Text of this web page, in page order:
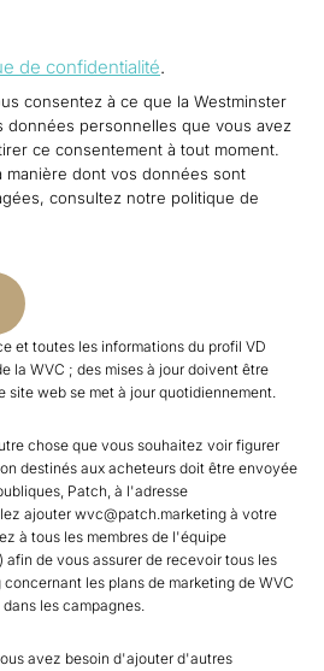
de confidentialité.
consentez à ce que la Westminster
données personnelles que vous avez
ce consentement à tout moment.
manière dont vos données sont
consultez notre politique de
et toutes les informations du profil VD
la WVC ; des mises à jour doivent être
site web se met à jour quotidiennement.
chose que vous souhaitez voir figurer
destinés aux acheteurs doit être envoyée
Patch, à l'adresse
ajouterwvc@patch.marketing à votre
à tous les membres de l'équipe
afin de vous assurer de recevoir tous les
les plans de marketing de WVC
les campagnes.
avez besoin d'ajouter d'autres